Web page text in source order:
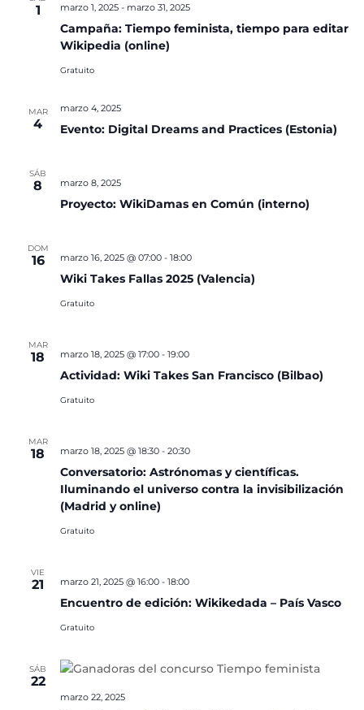
1
Campaña: Tiempo feminista, tiempo para editar
Wikipedia (online)
marzo 1, 2025- marzo 31, 2025
Gratuito
MAR
4 Evento: Digital Dreams and Practices (Estonia)
marzo 4, 2025
SÁB
8
Proyecto: WikiDamas en Común (interno)
marzo 8, 2025
DOM
16
Wiki Takes Fallas 2025 (Valencia)
marzo 16, 2025 @ 07:00- 18:00
Gratuito
MAR
18
Actividad: Wiki Takes San Francisco (Bilbao)
marzo 18, 2025 @ 17:00- 19:00
Gratuito
MAR
18
Conversatorio: Astrónomas y científicas.
Iluminando el universo contra la invisibilización
(Madrid y online)
marzo 18, 2025 @ 18:30- 20:30
Gratuito
VIE
21
Encuentro de edición: Wikikedada – País Vasco
marzo 21, 2025 @ 16:00- 18:00
Gratuito
SÁB
22
marzo 22, 2025